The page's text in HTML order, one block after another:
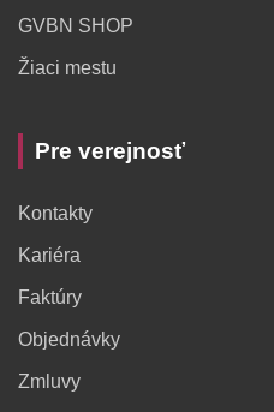
GVBN SHOP
Žiaci mestu
Pre verejnosť
Kontakty
Kariéra
Faktúry
Objednávky
Zmluvy